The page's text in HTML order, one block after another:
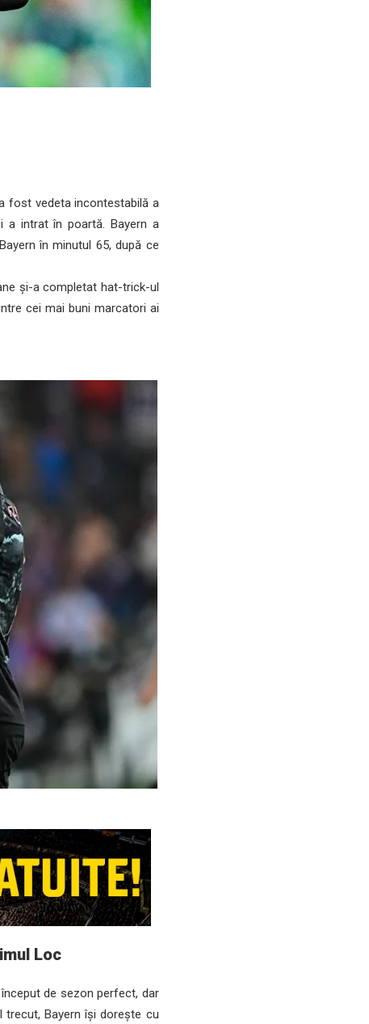
fost vedeta incontestabilă a
a intrat în poartă. Bayern a
în minutul 65, după ce
și-a completat hat-trick-ul
cei mai buni marcatori ai
Loc
de sezon perfect, dar
trecut, Bayern își dorește cu